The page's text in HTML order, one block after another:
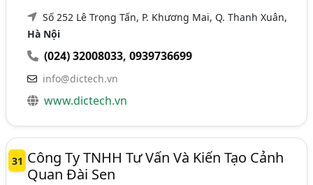
Số 252 Lê Trọng Tấn, P. Khương Mai, Q. Thanh Xuân,
Hà Nội
(024) 32008033,0939736699
info@dictech.vn
www.dictech.vn
31 Công Ty TNHH Tư Vấn Và Kiến Tạo Cảnh
Quan Đài Sen